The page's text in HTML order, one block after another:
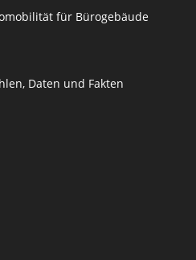
für Bürogebäude
Daten und Fakten